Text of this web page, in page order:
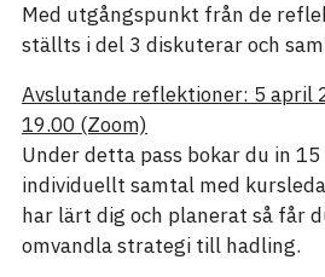
Med utgångspunkt från de
ställts i del 3 diskuterar och
Avslutande reflektioner: 5 april
19.00 (Zoom)
Under detta pass bokar du in
individuellt samtal med
har lärt dig och planerat så får
omvandla strategi till hadling.